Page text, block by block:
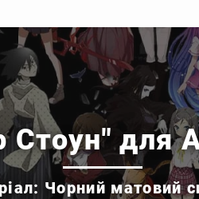
Стоун" для
Чорний матовий